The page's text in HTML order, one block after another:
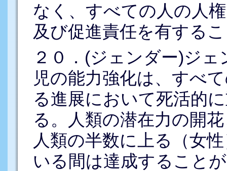
なく、すべての人の人
及び促進責任を有する
２０．(ジェンダー)ジ
児の能力強化は、すべ
る進展において死活的
る。人類の潜在力の開
人類の半数に上る（女
いる間は達成すること